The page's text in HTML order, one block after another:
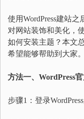
使用WordPress建站
对网站装饰和美化，
如何安装主题？本文
希望能够帮助到大家。
方法一、WordPress
步骤1：登录